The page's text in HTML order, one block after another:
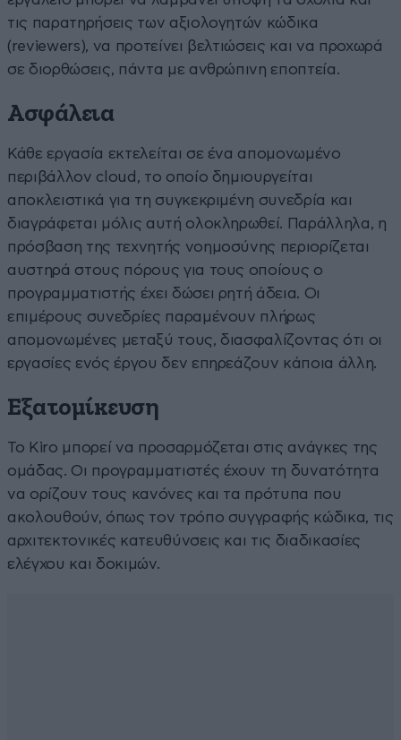
τις παρατηρήσεις των αξιολογητών κώδικα
(reviewers), να προτείνει βελτιώσεις και να προχωρά
σε διορθώσεις, πάντα με ανθρώπινη εποπτεία.
Ασφάλεια
Κάθε εργασία εκτελείται σε ένα απομονωμένο
περιβάλλον cloud, το οποίο δημιουργείται
αποκλειστικά για τη συγκεκριμένη συνεδρία και
διαγράφεται μόλις αυτή ολοκληρωθεί. Παράλληλα, η
πρόσβαση της τεχνητής νοημοσύνης περιορίζεται
αυστηρά στους πόρους για τους οποίους ο
προγραμματιστής έχει δώσει ρητή άδεια. Οι
επιμέρους συνεδρίες παραμένουν πλήρως
απομονωμένες μεταξύ τους, διασφαλίζοντας ότι οι
εργασίες ενός έργου δεν επηρεάζουν κάποια άλλη.
Εξατομίκευση
Το Kiro μπορεί να προσαρμόζεται στις ανάγκες της
ομάδας. Οι προγραμματιστές έχουν τη δυνατότητα
να ορίζουν τους κανόνες και τα πρότυπα που
ακολουθούν, όπως τον τρόπο συγγραφής κώδικα, τις
αρχιτεκτονικές κατευθύνσεις και τις διαδικασίες
ελέγχου και δοκιμών.